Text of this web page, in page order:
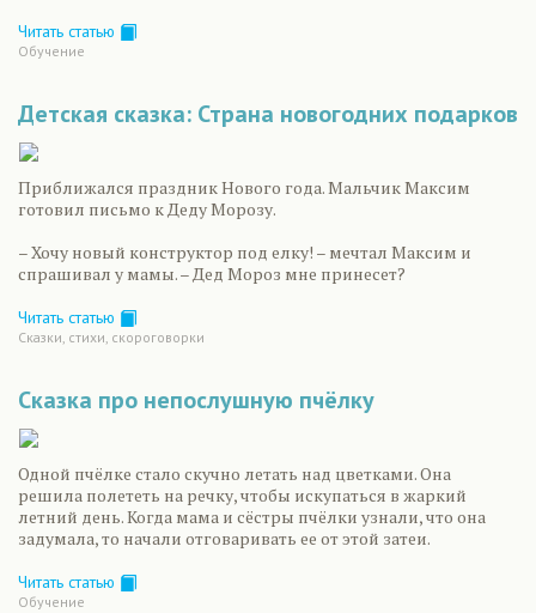
Читать статью
Обучение
Детская сказка: Страна новогодних подарков
Приближался праздник Нового года. Мальчик Максим
готовил письмо к Деду Морозу.
– Хочу новый конструктор под елку! – мечтал Максим и
спрашивал у мамы. – Дед Мороз мне принесет?
Читать статью
Сказки, стихи, скороговорки
Сказка про непослушную пчёлку
Одной пчёлке стало скучно летать над цветками. Она
решила полететь на речку, чтобы искупаться в жаркий
летний день. Когда мама и сёстры пчёлки узнали, что она
задумала, то начали отговаривать ее от этой затеи.
Читать статью
Обучение